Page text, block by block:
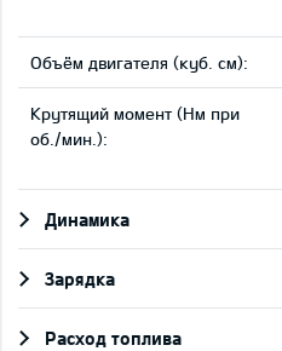
Объём двигателя (куб. см):
Крутящий момент (Нм при
об./мин.):
Динамика
Зарядка
Pасход топлива